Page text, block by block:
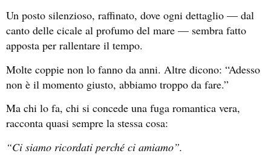
Un posto silenzioso, raffinato, dove ogni dettaglio — dal
canto delle cicale al profumo del mare — sembra fatto
apposta per rallentare il tempo.
Molte coppie non lo fanno da anni. Altre dicono: “Adesso
non è il momento giusto, abbiamo troppo da fare.”
Ma chi lo fa, chi si concede una fuga romantica vera,
racconta quasi sempre la stessa cosa:
“Ci siamo ricordati perché ci amiamo”.